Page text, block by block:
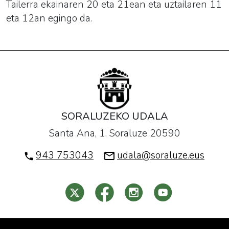
Tailerra ekainaren 20 eta 21ean eta uztailaren 11
eta 12an egingo da.
SORALUZEKO UDALA
Santa Ana, 1. Soraluze 20590
943 753043
udala@soraluze.eus